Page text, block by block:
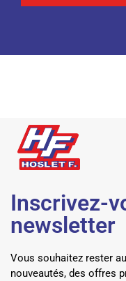
Inscrivez-
newsletter
Vous souhaitez rester
nouveautés, des offres